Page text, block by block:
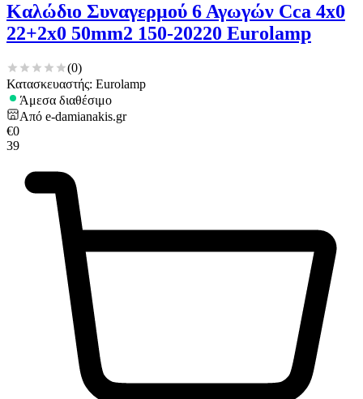
Καλώδιο Συναγερμού 6 Αγωγών Cca 4x0
22+2x0 50mm2 150-20220 Eurolamp
(0)
Κατασκευαστής: Eurolamp
Άμεσα διαθέσιμο
Από e-damianakis.gr
€0
39